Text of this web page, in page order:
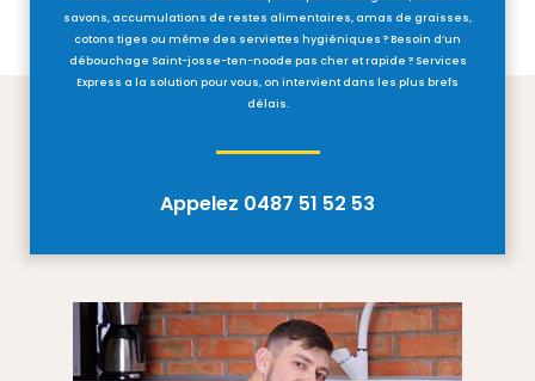
savons, accumulations de restes alimentaires, amas de graisses,
cotons tiges ou même des serviettes hygiéniques ? Besoin d’un
débouchage Saint-josse-ten-noode pas cher et rapide ? Services
Express a la solution pour vous, on intervient dans les plus brefs
délais.
Appelez 0487 51 52 53